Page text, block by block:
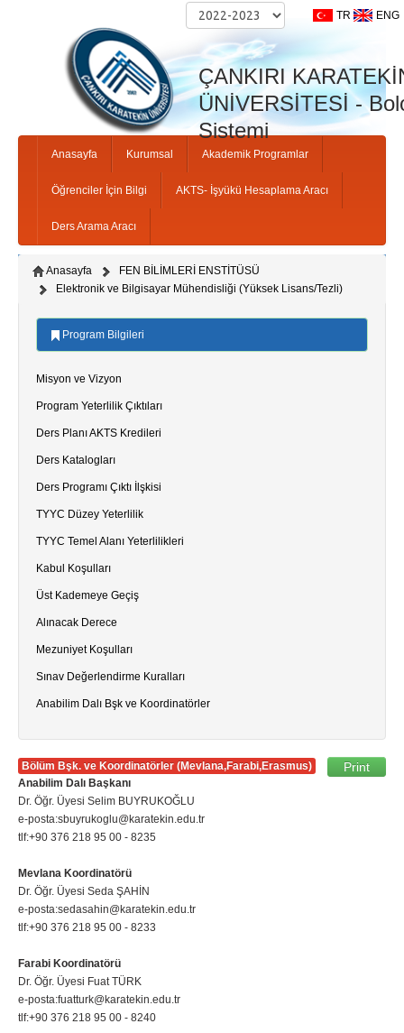
TR ENG
ÇANKIRI
ÜNİVERSİTESİ -
Sistemi
Anasayfa Kurumsal Akademik Programlar
Öğrenciler İçin Bilgi AKTS- İşyükü Hesaplama Aracı
Ders Arama Aracı
Anasayfa
FEN BİLİMLERİ ENSTİTÜSÜ
Elektronik ve Bilgisayar Mühendisliği (Yüksek Lisans/Tezli)
Program Bilgileri
Misyon ve Vizyon
Program Yeterlilik Çıktıları
Ders Planı AKTS Kredileri
Ders Katalogları
Ders Programı Çıktı İlşkisi
TYYC Düzey Yeterlilik
TYYC Temel Alanı Yeterlilikleri
Kabul Koşulları
Üst Kademeye Geçiş
Alınacak Derece
Mezuniyet Koşulları
Sınav Değerlendirme Kuralları
Anabilim Dalı Bşk ve Koordinatörler
Print
Bölüm Bşk. ve Koordinatörler (Mevlana,Farabi,Erasmus)
Anabilim Dalı Başkanı
Dr. Öğr. Üyesi Selim BUYRUKOĞLU
e-posta:sbuyrukoglu@karatekin.edu.tr
tlf:+90 376 218 95 00 - 8235
Mevlana Koordinatörü
Dr. Öğr. Üyesi Seda ŞAHİN
e-posta:sedasahin@karatekin.edu.tr
tlf:+90 376 218 95 00 - 8233
Farabi Koordinatörü
Dr. Öğr. Üyesi Fuat TÜRK
e-posta:fuatturk@karatekin.edu.tr
tlf:+90 376 218 95 00 - 8240